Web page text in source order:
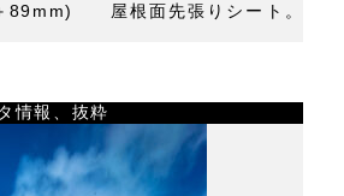
89mm) 屋根面先張りシート。
情報、抜粋